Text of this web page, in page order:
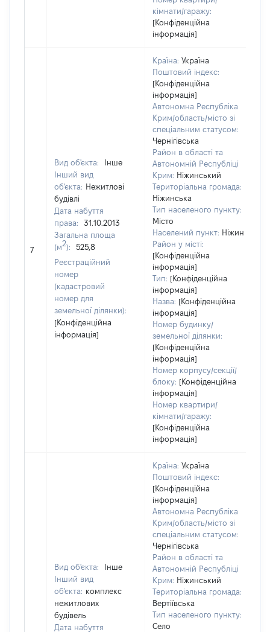
кімнати/гаражу:
[Конфіденційна
інформація]
7
Вид об'єкта:
Інше
Інший вид
об'єкта: Нежитлові
будівлі
Дата набуття
права:
31.10.2013
Загальна площа
(м2):
525,8
Реєстраційний
номер
(кадастровий
номер для
земельної ділянки):
[Конфіденційна
інформація]
Країна: Україна
Поштовий індекс:
[Конфіденційна
інформація]
Автономна Республіка
Крим/область/місто зі
спеціальним статусом:
Чернігівська
Район в області та
Автономній Республіці
Крим: Ніжинський
Територіальна громада:
Ніжинська
Тип населеного пункту:
Місто
Населений пункт: Ніжин
Район у місті:
[Конфіденційна
інформація]
Тип: [Конфіденційна
інформація]
Назва: [Конфіденційна
інформація]
Номер будинку/
земельної ділянки:
[Конфіденційна
інформація]
Номер корпусу/секції/
блоку: [Конфіденційна
інформація]
Номер квартири/
кімнати/гаражу:
[Конфіденційна
інформація]
Вид об'єкта:
Інше
Інший вид
об'єкта: комплекс
нежитлових
будівель
Дата набуття
Країна: Україна
Поштовий індекс:
[Конфіденційна
інформація]
Автономна Республіка
Крим/область/місто зі
спеціальним статусом:
Чернігівська
Район в області та
Автономній Республіці
Крим: Ніжинський
Територіальна громада:
Вертіївська
Тип населеного пункту:
Село